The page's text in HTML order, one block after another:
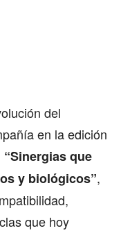
del
en la edición
“Sinergias que
y biológicos”,
que hoy